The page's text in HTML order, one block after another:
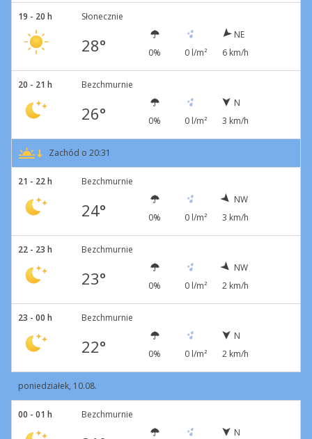
19 - 20 h Słonecznie
28° 0% 0 l/m²
NE
6 km/h
20 - 21 h Bezchmurnie
26° 0% 0 l/m²
N
3 km/h
Zachód o 20:31
21 - 22 h Bezchmurnie
24° 0% 0 l/m²
NW
3 km/h
22 - 23 h Bezchmurnie
23° 0% 0 l/m²
NW
2 km/h
23 - 00 h Bezchmurnie
22° 0% 0 l/m²
N
2 km/h
poniedziałek, 10.08.
00 - 01 h Bezchmurnie
N